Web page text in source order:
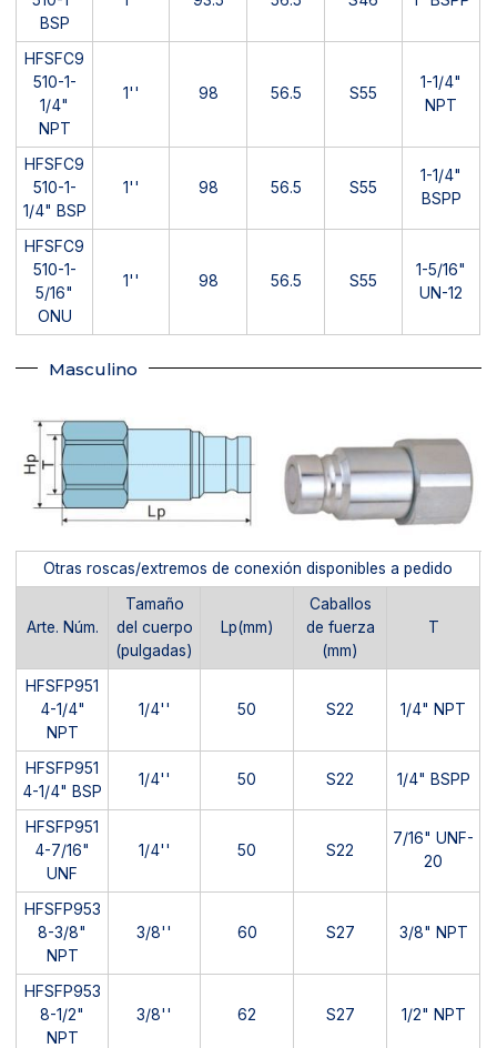
BSP
HFSFC9
510-1-
1/4"
NPT
1'' 98 56.5 S55
1-1/4"
NPT
HFSFC9
510-1-
1/4" BSP
1'' 98 56.5 S55
1-1/4"
BSPP
HFSFC9
510-1-
5/16"
ONU
1'' 98 56.5 S55
1-5/16"
UN-12
Masculino
Otras roscas/extremos de conexión disponibles a pedido
Arte. Núm.
Tamaño
del cuerpo
(pulgadas)
Lp(mm)
Caballos
de fuerza
(mm)
T
HFSFP951
4-1/4"
NPT
1/4'' 50 S22 1/4" NPT
HFSFP951
4-1/4" BSP
1/4'' 50 S22 1/4" BSPP
HFSFP951
4-7/16"
UNF
1/4'' 50 S22
7/16" UNF-
20
HFSFP953
8-3/8"
NPT
3/8'' 60 S27 3/8" NPT
HFSFP953
8-1/2"
NPT
3/8'' 62 S27 1/2" NPT